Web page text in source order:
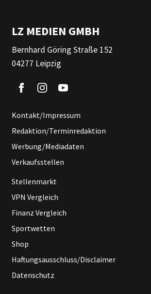
LZ MEDIEN GMBH
Bernhard Göring Straße 152
04277 Leipzig
Kontakt/Impressum
Redaktion/Terminredaktion
Werbung/Mediadaten
Verkaufsstellen
Stellenmarkt
VPN Vergleich
Finanz Vergleich
Sportwetten
Shop
Haftungsausschluss/Disclaimer
Datenschutz